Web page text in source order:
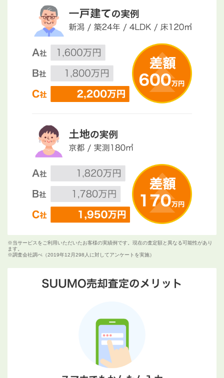
※当サービスをご利用いただいたお客様の実績例です。現在の査定額と異なる可能性があり
ます。
※調査会社調べ（2019年12月298人に対してアンケートを実施）